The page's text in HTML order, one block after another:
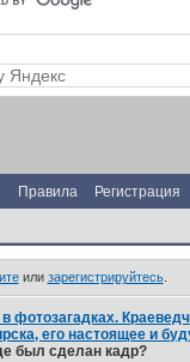
Правила Регистрация
или зарегистрируйтесь.
его настоящее и
был сделан кадр?